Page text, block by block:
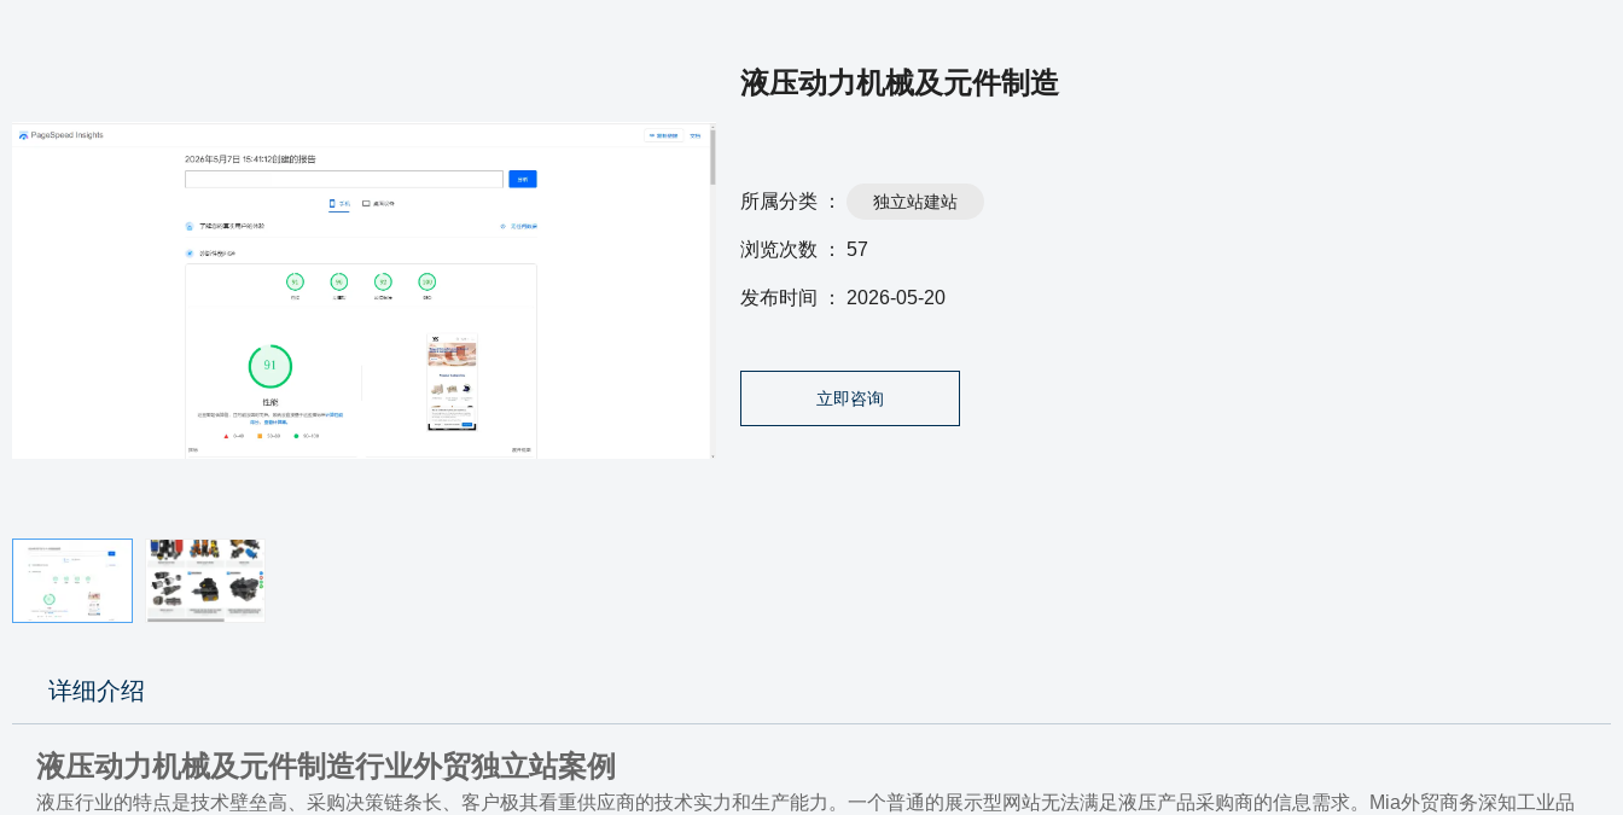
液压动力机械及元件制造
所属分类 ： 独立站建站
浏览次数 ： 57
发布时间 ： 2026-05-20
立即咨询
详细介绍
液压动力机械及元件制造行业外贸独立站案例
液压行业的特点是技术壁垒高、采购决策链条长、客户极其看重供应商的技术实力和生产能力。一个普通的展示型网站无法满足液压产品采购商的信息需求。Mia外贸商务深知工业品